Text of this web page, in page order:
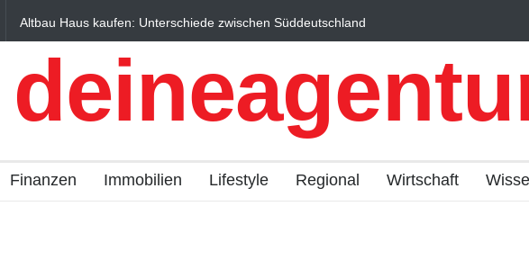
Altbau Haus kaufen: Unterschiede zwischen Süddeutschland
und Österreich einfach erklärt
Wintersportorte als
Qualitätstourismus
Finanzen Immobilien Lifestyle Regional Wirtschaft